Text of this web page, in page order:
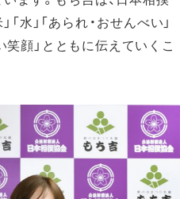
水」「あられ・おせんべい」
顔」とともに伝えていくこ